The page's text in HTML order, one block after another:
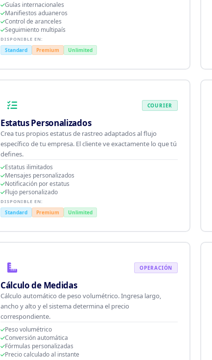
Guías internacionales
Manifiestos aduaneros
Control de aranceles
Seguimiento multipaís
DISPONIBLE EN:
Standard Premium Unlimited
COURIER
Estatus Personalizados
Crea tus propios estatus de rastreo adaptados al flujo
específico de tu empresa. El cliente ve exactamente lo que tú
defines.
Estatus ilimitados
Mensajes personalizados
Notificación por estatus
Flujo personalizado
DISPONIBLE EN:
Standard Premium Unlimited
OPERACIÓN
Cálculo de Medidas
Cálculo automático de peso volumétrico. Ingresa largo,
ancho y alto y el sistema determina el precio
correspondiente.
Peso volumétrico
Conversión automática
Fórmulas personalizadas
Precio calculado al instante